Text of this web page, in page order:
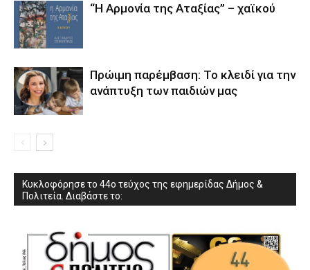
“Η Αρμονία της Αταξίας” – χαϊκού
Πρώιμη παρέμβαση: Το κλειδί για την
ανάπτυξη των παιδιών µας
Κυκλοφόρησε το 44ο τεύχος της εφημερίδας Δήμος &
Πολιτεία. Διαβάστε το: